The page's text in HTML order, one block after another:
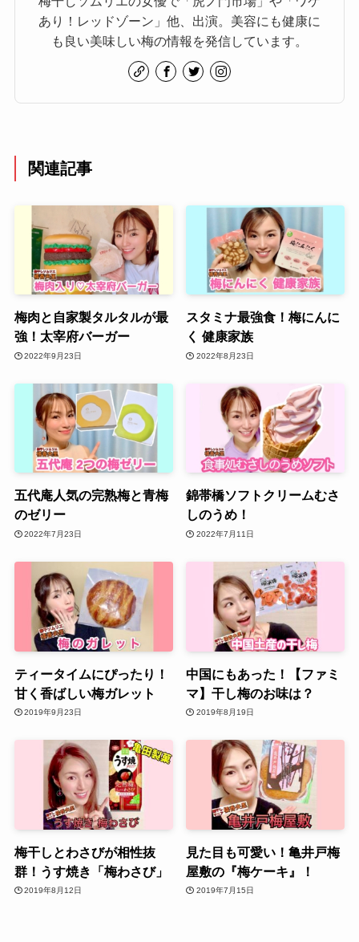
あり！レッドゾーン」他、出演。美容にも健康に
も良い美味しい梅の情報を発信しています。
関連記事
梅肉と自家製タルタルが最
強！太宰府バーガー
2022年9月23日
スタミナ最強食！梅にんに
く 健康家族
2022年8月23日
五代庵人気の完熟梅と青梅
のゼリー
2022年7月23日
錦帯橋ソフトクリームむさ
しのうめ！
2022年7月11日
ティータイムにぴったり！
甘く香ばしい梅ガレット
2019年9月23日
中国にもあった！【ファミ
マ】干し梅のお味は？
2019年8月19日
梅干しとわさびが相性抜
群！うす焼き「梅わさび」
2019年8月12日
見た目も可愛い！亀井戸梅
屋敷の『梅ケーキ』！
2019年7月15日